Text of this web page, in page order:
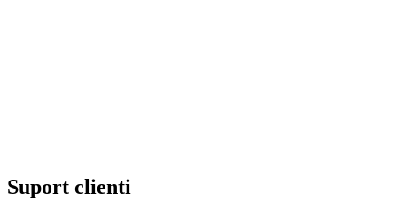
Suport clienti